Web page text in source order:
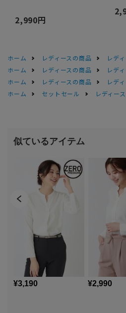
2,990円
ホーム レディースの商品 レデ
ホーム
レディースの商品 レデ
ホーム
レディースの商品 レデ
ホーム
セットセール レディー